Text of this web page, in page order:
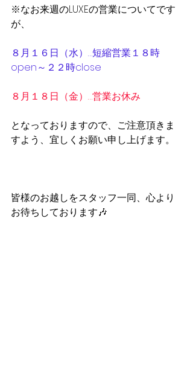
※なお来週のLUXEの営業についてです
が、
８月１６日（水）…短縮営業１８時
open～２２時close
８月１８日（金）…営業お休み
となっておりますので、ご注意頂きま
すよう、宜しくお願い申し上げます。
皆様のお越しをスタッフ一同、心より
お待ちしております🎶